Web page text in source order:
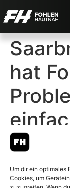
Um dir ein optimales
Cookies, um
hat
© 2007-2026